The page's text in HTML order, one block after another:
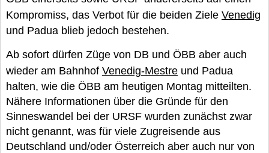
Kompromiss, das Verbot für die beiden Ziele Venedig
und Padua blieb jedoch bestehen.
Ab sofort dürfen Züge von DB und ÖBB aber auch
wieder am Bahnhof Venedig-Mestre und Padua
halten, wie die ÖBB am heutigen Montag mitteilten.
Nähere Informationen über die Gründe für den
Sinneswandel bei der URSF wurden zunächst zwar
nicht genannt, was für viele Zugreisende aus
Deutschland und/oder Österreich aber auch nur von